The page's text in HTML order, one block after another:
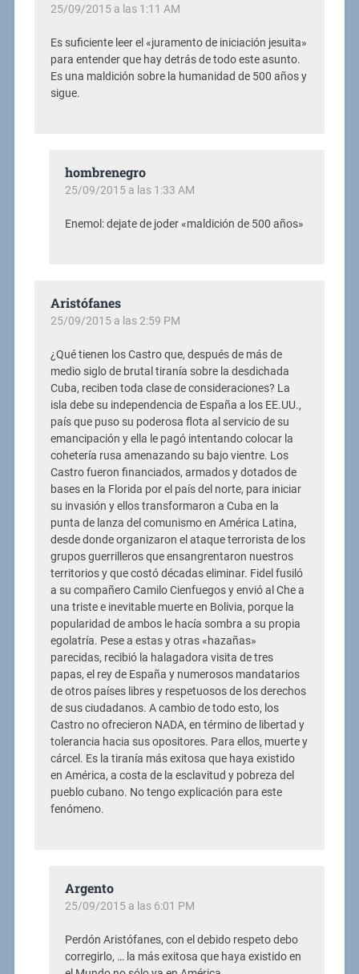
25/09/2015 a las 1:11 AM
Es suficiente leer el «juramento de iniciación jesuita»
para entender que hay detrás de todo este asunto.
Es una maldición sobre la humanidad de 500 años y
sigue.
hombrenegro
25/09/2015 a las 1:33 AM
Enemol: dejate de joder «maldición de 500 años»
Aristófanes
25/09/2015 a las 2:59 PM
¿Qué tienen los Castro que, después de más de
medio siglo de brutal tiranía sobre la desdichada
Cuba, reciben toda clase de consideraciones? La
isla debe su independencia de España a los EE.UU.,
país que puso su poderosa flota al servicio de su
emancipación y ella le pagó intentando colocar la
cohetería rusa amenazando su bajo vientre. Los
Castro fueron financiados, armados y dotados de
bases en la Florida por el país del norte, para iniciar
su invasión y ellos transformaron a Cuba en la
punta de lanza del comunismo en América Latina,
desde donde organizaron el ataque terrorista de los
grupos guerrilleros que ensangrentaron nuestros
territorios y que costó décadas eliminar. Fidel fusiló
a su compañero Camilo Cienfuegos y envió al Che a
una triste e inevitable muerte en Bolivia, porque la
popularidad de ambos le hacía sombra a su propia
egolatría. Pese a estas y otras «hazañas»
parecidas, recibió la halagadora visita de tres
papas, el rey de España y numerosos mandatarios
de otros países libres y respetuosos de los derechos
de sus ciudadanos. A cambio de todo esto, los
Castro no ofrecieron NADA, en término de libertad y
tolerancia hacia sus opositores. Para ellos, muerte y
cárcel. Es la tiranía más exitosa que haya existido
en América, a costa de la esclavitud y pobreza del
pueblo cubano. No tengo explicación para este
fenómeno.
Argento
25/09/2015 a las 6:01 PM
Perdón Aristófanes, con el debido respeto debo
corregirlo, … la más exitosa que haya existido en